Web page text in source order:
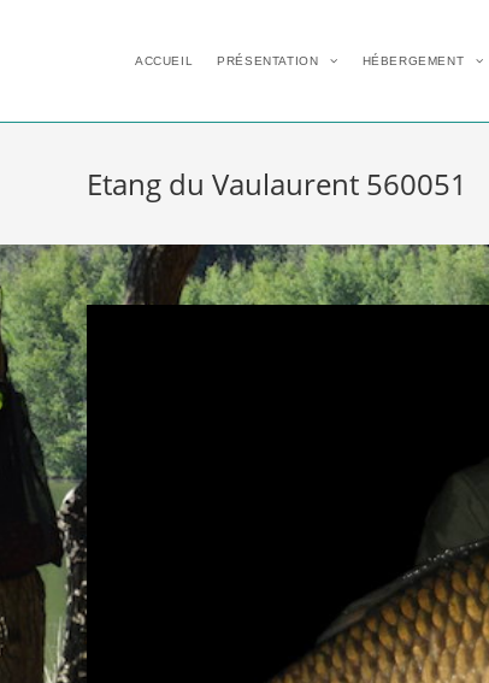
ACCUEIL PRÉSENTATION HÉBERGEMENT
Etang du Vaulaurent 560051